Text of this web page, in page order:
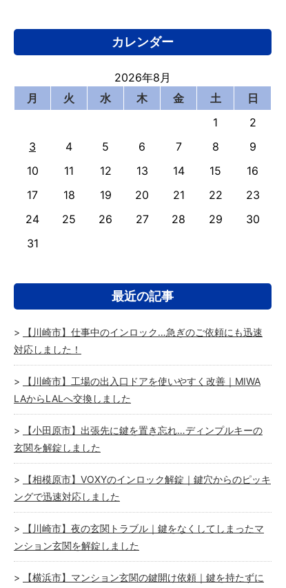
カレンダー
2026年8月
月
火 水 木 金 土
日
1
2
3
4 5 6 7 8
9
10
11 12 13 14 15
16
17
18 19 20 21 22
23
24
25 26 27 28 29
30
31
最近の記事
【川崎市】仕事中のインロック…急ぎのご依頼にも迅速
対応しました！
【川崎市】工場の出入口ドアを使いやすく改善｜MIWA
LAからLALへ交換しました
【小田原市】出張先に鍵を置き忘れ…ディンプルキーの
玄関を解錠しました
【相模原市】VOXYのインロック解錠｜鍵穴からのピッキ
ングで迅速対応しました
【川崎市】夜の玄関トラブル｜鍵をなくしてしまったマ
ンション玄関を解錠しました
【横浜市】マンション玄関の鍵開け依頼｜鍵を持たずに